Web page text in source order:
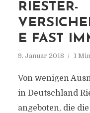
RIESTER-
E FAST
9. Januar 2018 1
Von wenigen
in Deutschland
angeboten, die